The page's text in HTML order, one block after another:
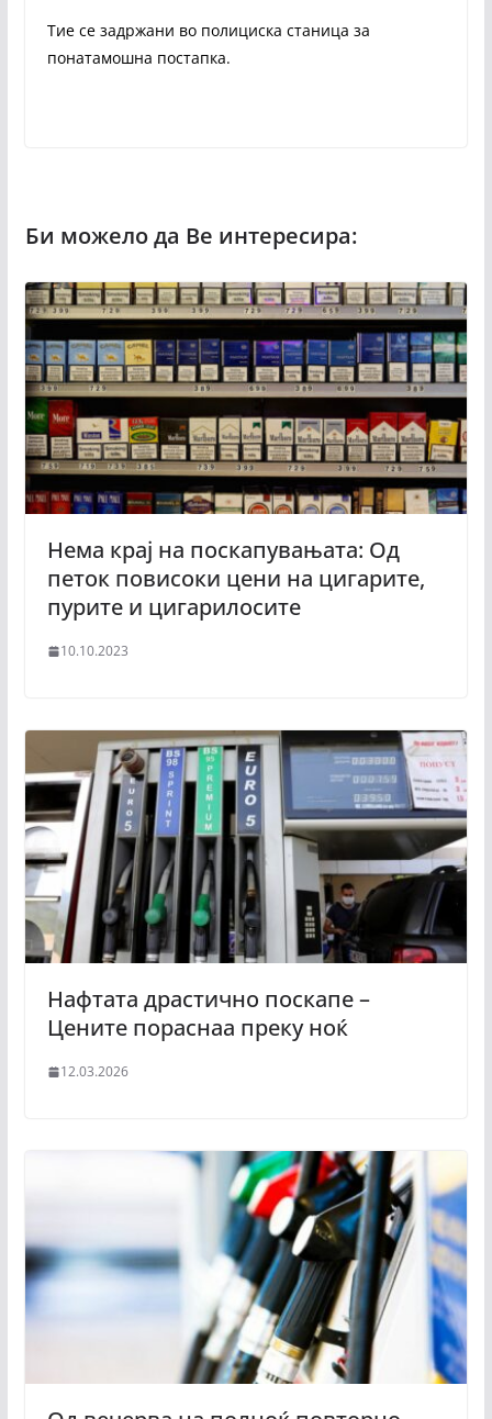
Тие се задржани во полициска станица за
понатамошна постапка.
Нема крај на поскапувањата: Од
петок повисоки цени на цигарите,
пурите и цигарилосите
10.10.2023
Нафтата драстично поскапе –
Цените пораснаа преку ноќ
12.03.2026